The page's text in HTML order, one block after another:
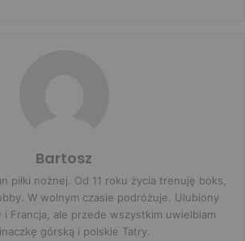
Bartosz
piłki nożnej. Od 11 roku życia trenuję boks,
W wolnym czasie podróżuje. Ulubiony
i Francja, ale przede wszystkim uwielbiam
górską i polskie Tatry.